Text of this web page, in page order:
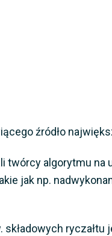
źródło
twórcy algorytmu
jak np.
składowych